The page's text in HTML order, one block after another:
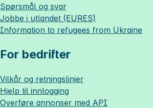
Spørsmål og svar
Jobbe i utlandet (EURES)
Information to refugees from Ukraine
For bedrifter
Vilkår og retningslinjer
Hjelp til innlogging
Overføre annonser med API